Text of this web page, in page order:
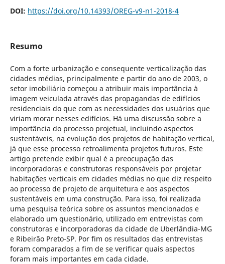
DOI: https://doi.org/10.14393/OREG-v9-n1-2018-4
Resumo
Com a forte urbanização e consequente verticalização das
cidades médias, principalmente e partir do ano de 2003, o
setor imobiliário começou a atribuir mais importância à
imagem veiculada através das propagandas de edifícios
residenciais do que com as necessidades dos usuários que
viriam morar nesses edifícios. Há uma discussão sobre a
importância do processo projetual, incluindo aspectos
sustentáveis, na evolução dos projetos de habitação vertical,
já que esse processo retroalimenta projetos futuros. Este
artigo pretende exibir qual é a preocupação das
incorporadoras e construtoras responsáveis por projetar
habitações verticais em cidades médias no que diz respeito
ao processo de projeto de arquitetura e aos aspectos
sustentáveis em uma construção. Para isso, foi realizada
uma pesquisa teórica sobre os assuntos mencionados e
elaborado um questionário, utilizado em entrevistas com
construtoras e incorporadoras da cidade de Uberlândia-MG
e Ribeirão Preto-SP. Por fim os resultados das entrevistas
foram comparados a fim de se verificar quais aspectos
foram mais importantes em cada cidade.